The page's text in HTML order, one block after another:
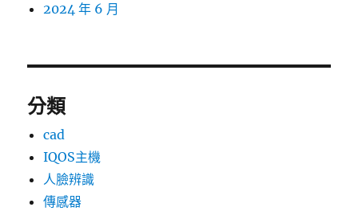
2024 年 6 月
分類
cad
IQOS主機
人臉辨識
傳感器